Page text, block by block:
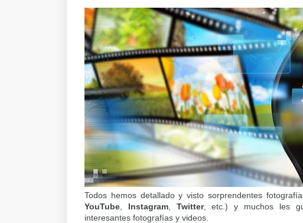
Todos hemos detallado y visto sorprendentes
YouTube
Instagram, Twitter, etc.) y muchos les
interesantes fotografías y videos.